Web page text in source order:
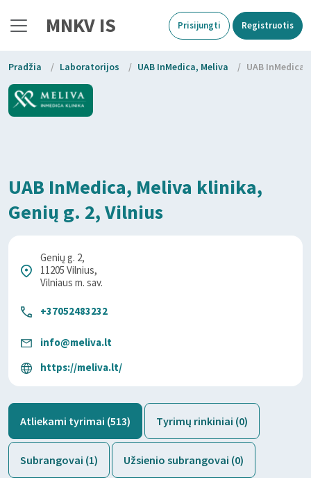
MNKV IS Prisijungti Registruotis
Pradžia / Laboratorijos / UAB InMedica, Meliva / UAB
UAB InMedica, Meliva klinika,
Genių g. 2, Vilnius
Genių g. 2,
11205 Vilnius,
Vilniaus m. sav.
+37052483232
info@meliva.lt
https://meliva.lt/
Atliekami tyrimai (513) Tyrimų rinkiniai (0)
Subrangovai (1) Užsienio subrangovai (0)